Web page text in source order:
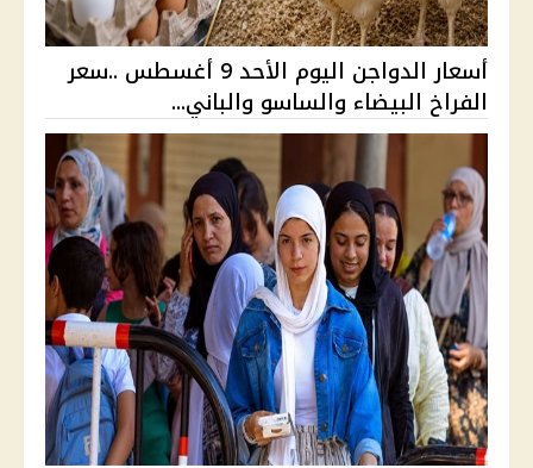
أسعار الدواجن اليوم الأحد 9 أغسطس ..سعر
الفراخ البيضاء والساسو والباني...